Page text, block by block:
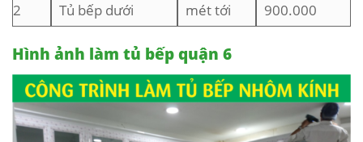
2
Tủ bếp dưới mét tới 900.000
Hình ảnh làm tủ bếp quận 6